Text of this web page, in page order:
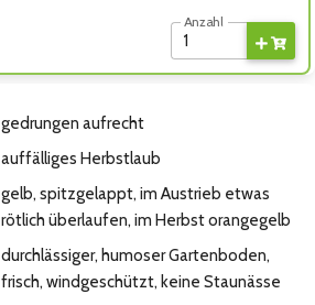
Anzahl
gedrungen aufrecht
auffälliges Herbstlaub
gelb, spitzgelappt, im Austrieb etwas
rötlich überlaufen, im Herbst orangegelb
durchlässiger, humoser Gartenboden,
frisch, windgeschützt, keine Staunässe